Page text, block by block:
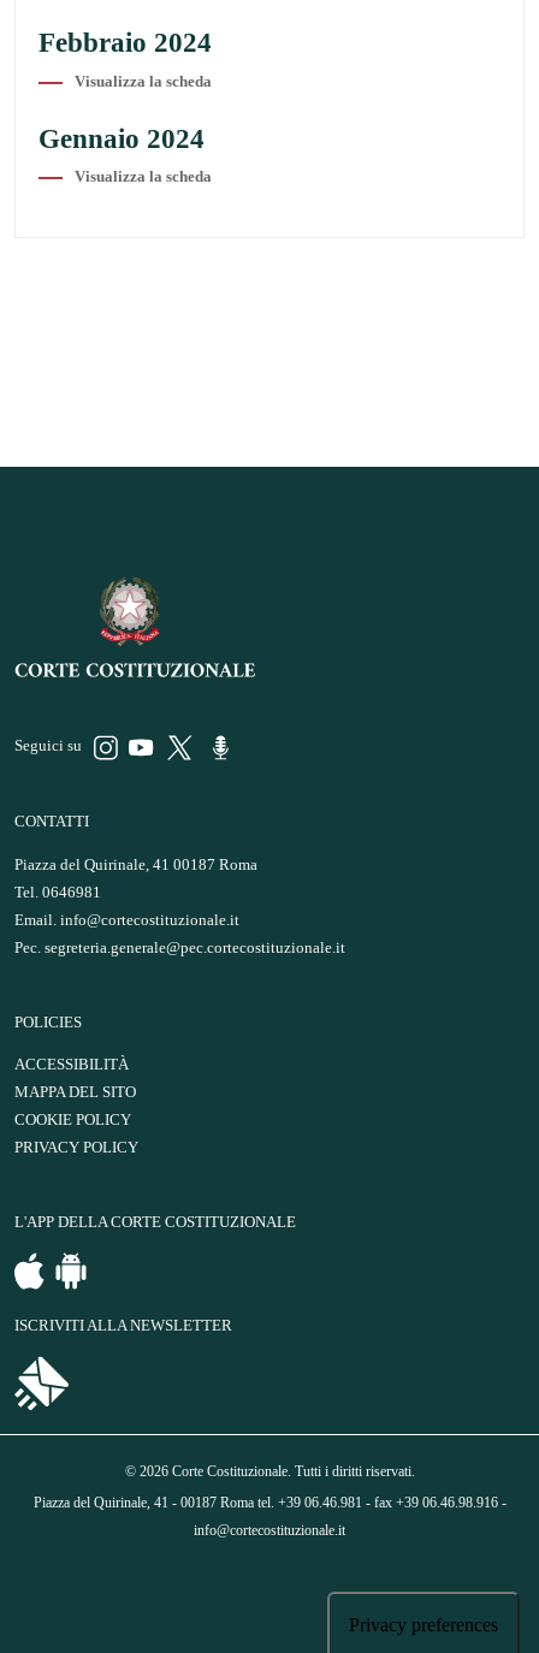
Febbraio 2024
Visualizza la scheda
Gennaio 2024
Visualizza la scheda
Seguici su
CONTATTI
Piazza del Quirinale, 41 00187 Roma
Tel. 0646981
Email. info@cortecostituzionale.it
Pec. segreteria.generale@pec.cortecostituzionale.it
POLICIES
ACCESSIBILITÀ
MAPPA DEL SITO
COOKIE POLICY
PRIVACY POLICY
L'APP DELLA CORTE COSTITUZIONALE
ISCRIVITI ALLA NEWSLETTER
© 2026 Corte Costituzionale. Tutti i diritti riservati.
Piazza del Quirinale, 41 - 00187 Roma tel. +39 06.46.981 - fax +39 06.46.98.916 -
info@cortecostituzionale.it